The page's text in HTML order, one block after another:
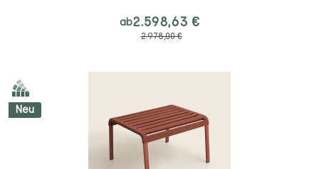
ab2.598,63 €
2.978,00 €
Neu